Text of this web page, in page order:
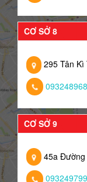
CƠ SỞ 8
295 Tân Kì
CƠ SỞ 9
45a Đường